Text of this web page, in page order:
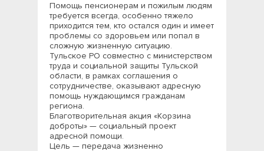
Помощь пенсионерам и пожилым людям
требуется всегда, особенно тяжело
приходится тем, кто остался один и имеет
проблемы со здоровьем или попал в
сложную жизненную ситуацию.
Тульское РО совместно с министерством
труда и социальной защиты Тульской
области, в рамках соглашения о
сотрудничестве, оказывают адресную
помощь нуждающимся гражданам
региона.
Благотворительная акция «Корзина
доброты» — социальный проект
адресной помощи.
Цель — передача жизненно